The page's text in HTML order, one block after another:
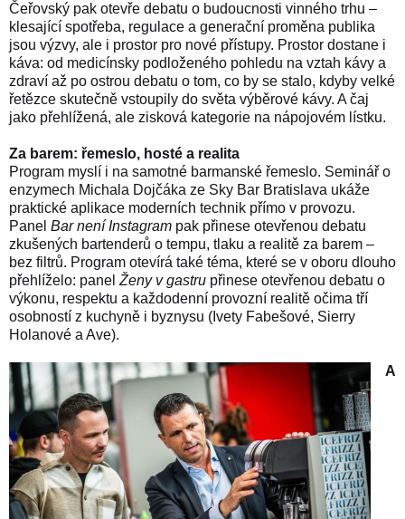
Čeřovský pak otevře debatu o budoucnosti vinného trhu –
klesající spotřeba, regulace a generační proměna publika
jsou výzvy, ale i prostor pro nové přístupy. Prostor dostane i
káva: od medicínsky podloženého pohledu na vztah kávy a
zdraví až po ostrou debatu o tom, co by se stalo, kdyby velké
řetězce skutečně vstoupily do světa výběrové kávy. A čaj
jako přehlížená, ale zisková kategorie na nápojovém lístku.
Za barem: řemeslo, hosté a realita
Program myslí i na samotné barmanské řemeslo. Seminář o
enzymech Michala Dojčáka ze Sky Bar Bratislava ukáže
praktické aplikace moderních technik přímo v provozu.
Panel Bar není Instagram pak přinese otevřenou debatu
zkušených bartenderů o tempu, tlaku a realitě za barem –
bez filtrů. Program otevírá také téma, které se v oboru dlouho
přehlíželo: panel Ženy v gastru přinese otevřenou debatu o
výkonu, respektu a každodenní provozní realitě očima tří
osobností z kuchyně i byznysu (Ivety Fabešové, Sierry
Holanové a Ave).
A